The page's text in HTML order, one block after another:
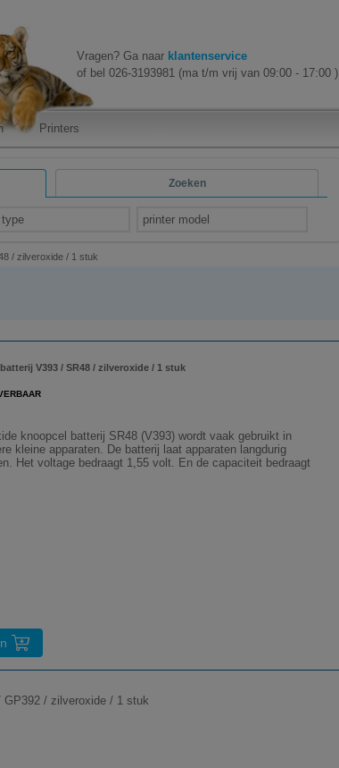
Vragen? Ga naar klantenservice
of bel 026-3193981 (ma t/m vrij van 09:00 - 17:00 )
Printers
Zoeken
type printer model
/ zilveroxide / 1 stuk
V393 / SR48 / zilveroxide / 1 stuk
knoopcel batterij SR48 (V393) wordt vaak gebruikt in
kleine apparaten. De batterij laat apparaten langdurig
Het voltage bedraagt 1,55 volt. En de capaciteit bedraagt
/ zilveroxide / 1 stuk